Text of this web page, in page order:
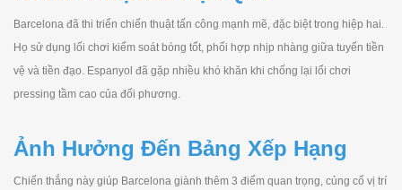
Barcelona đã thi triển chiến thuật tấn công mạnh mẽ, đặc biệt trong hiệp hai.
Họ sử dụng lối chơi kiểm soát bóng tốt, phối hợp nhịp nhàng giữa tuyến tiền
vệ và tiền đạo. Espanyol đã gặp nhiều khó khăn khi chống lại lối chơi
pressing tầm cao của đối phương.
Ảnh Hưởng Đến Bảng Xếp Hạng
Chiến thắng này giúp Barcelona giành thêm 3 điểm quan trọng, củng cố vị trí